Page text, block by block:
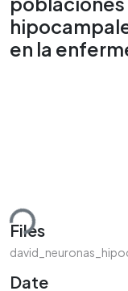
en la
Files
Date